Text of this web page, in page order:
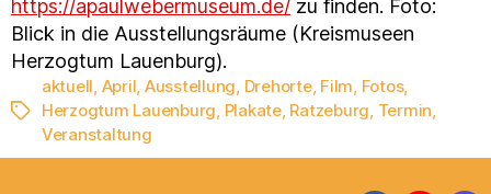
https://apaulwebermuseum.de/ zu finden. Foto:
Blick in die Ausstellungsräume (Kreismuseen
Herzogtum Lauenburg).
Schlagwörter
aktuell, April, Ausstellung, Drehorte, Film, Fotos,
Herzogtum Lauenburg, Plakate, Ratzeburg, Termin,
Veranstaltung